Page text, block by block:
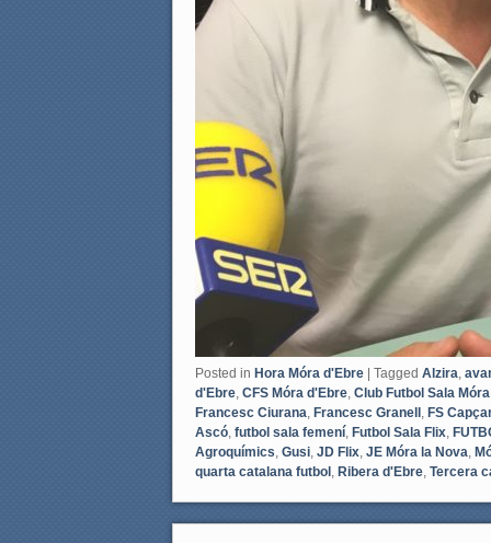
Posted in Hora Móra d'Ebre Tagged Alzira,
d'Ebre, CFS Móra d'Ebre, Club Futbol Sala
Francesc Ciurana, Francesc Granell , FS
Ascó, futbol sala femení, Futbol Sala Flix,
Agroquímics, Gusi, JD Flix, JE Móra la Nova,
quarta catalana futbol , Ribera d'Ebre, Tercera